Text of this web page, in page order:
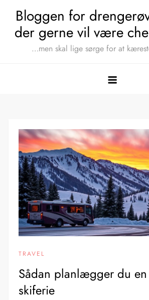
content
Bloggen for
der gerne vil være
…men skal lige sørge for at
TRAVEL
Sådan planlægger du
skiferie